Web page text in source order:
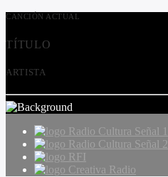
CANCIÓN ACTUAL
TÍTULO
ARTISTA
Radio Cultura Señal 1
Radio Cultura Señal 2
RFI
Creativa Radio